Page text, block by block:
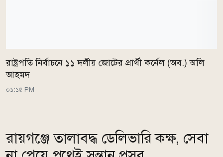
রাষ্ট্রপতি নির্বাচনে ১১ দলীয় জোটের প্রার্থী কর্নেল (অব.) অলি
আহমদ
০১:১৫ PM
রায়গঞ্জে তালাবদ্ধ ডেলিভারি কক্ষ, সেবা